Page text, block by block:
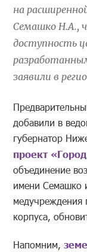
на
Семашко Н.А.,
доступность
заявили в
добавили в
губернатор
проект
объединение
имени Семашко
медучреждения
корпуса,
Напомним,